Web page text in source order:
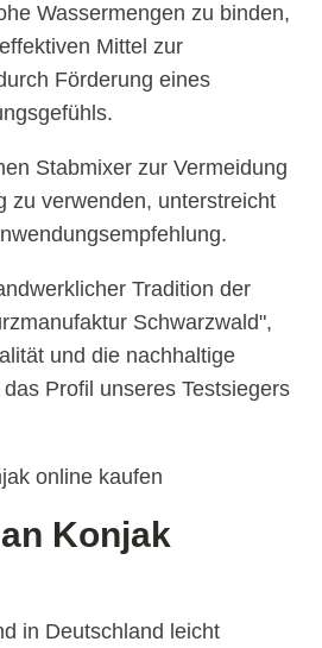
Wassermengen zu binden,
Mittel zur
Förderung eines
Stabmixer zur Vermeidung
zu verwenden, unterstreicht
Tradition der
Schwarzwald",
und die nachhaltige
Profil unseres Testsiegers
Konjak
in Deutschland leicht